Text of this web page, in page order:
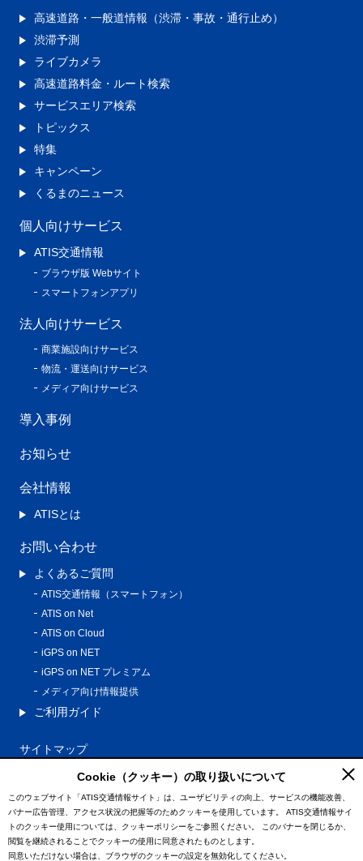
高速道路・一般道情報（渋滞・事故・通行止め）
渋滞予測
ライブカメラ
高速道路料金・ルート検索
サービスエリア検索
トピックス
特集
キャンペーン
くるまのニュース
個人向けサービス
ATIS交通情報
ブラウザ版 Webサイト
スマートフォンアプリ
法人向けサービス
商業施設向けサービス
物流・運送向けサービス
メディア向けサービス
導入事例
お知らせ
会社情報
ATISとは
お問い合わせ
よくあるご質問
ATIS交通情報（スマートフォン）
ATIS on Net
ATIS on Cloud
iGPS on NET
iGPS on NET プレミアム
メディア向け情報提供
ご利用ガイド
サイトマップ
プライバシーポリシー
利用規約
特定商取引法に基づく表記
情報の外部通信について
Cookie（クッキー）の取り扱いについて
このウェブサイト「ATIS交通情報サイト」は、ユーザビリティの向上、サービスの機能改善、
バナー広告管理、アクセス状況の把握等のためクッキーを使用しています。
ATIS交通情報サイ
トのクッキー使用については、クッキーポリシーをご参照ください。
このバナーを閉じるか、
閲覧を継続されることでクッキーの使用に同意されたものとします。
同意いただけない場合は、ブラウザのクッキーの設定を無効化してください。